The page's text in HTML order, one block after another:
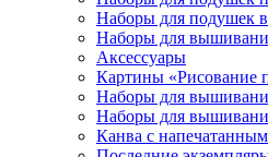
Наборы для подушек
Наборы для
Аксессуары
Картины «Рисование
Наборы для
Наборы для
Канва с